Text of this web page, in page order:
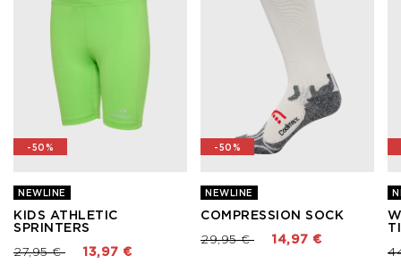
-50%
NEWLINE
KIDS ATHLETIC
SPRINTERS
Preis reduziert von
27,95 €bis 13,97 €
-50%
NEWLINE
COMPRESSION SOCK
Preis reduziert von
29,95 €bis 14,97 €